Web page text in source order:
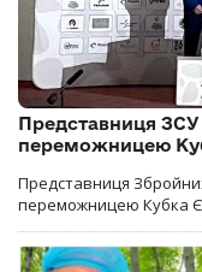
Представниця
переможницею
Представниця
переможницею Кубка